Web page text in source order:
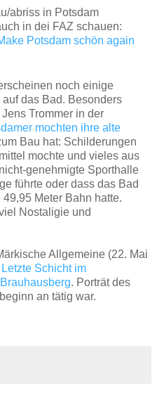
abriss in Potsdam
in dei FAZ schauen:
Potsdam schön again
noch einige
das Bad. Besonders
Trommer in der
mochten ihre alte
Bau hat: Schilderungen
mochte und vieles aus
genehmigte Sporthalle
führte oder dass das Bad
Meter Bahn hatte.
Nostaligie und
Allgemeine (22. Mai
Letzte Schicht im
. Porträt des
an tätig war.